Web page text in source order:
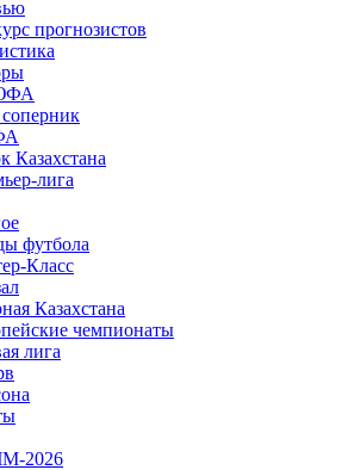
прогнозистов
Казахстана
лига
футбола
Класс
Казахстана
чемпионаты
лига
2026